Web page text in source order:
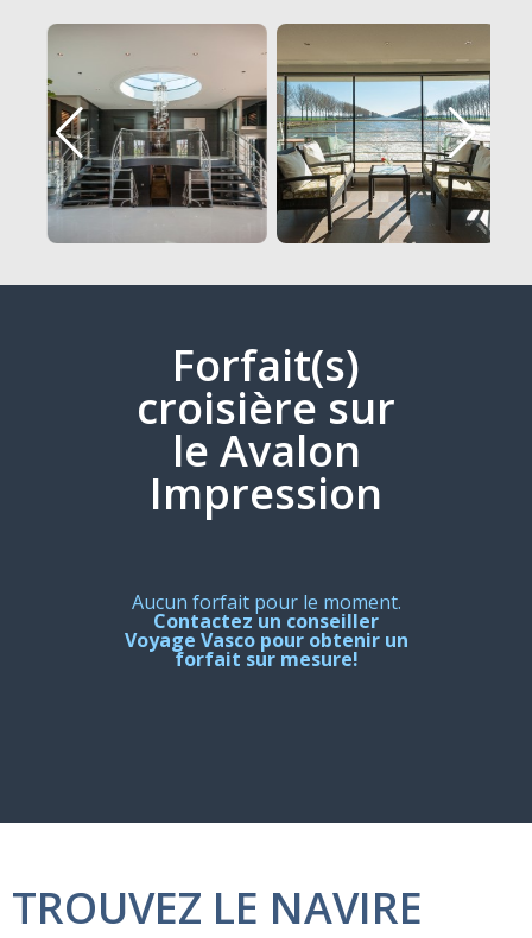
Forfait(s)
croisière sur
le Avalon
Impression
Aucun forfait pour le moment.
Contactez un conseiller
Voyage Vasco pour obtenir un
forfait sur mesure!
TROUVEZ LE NAVIRE